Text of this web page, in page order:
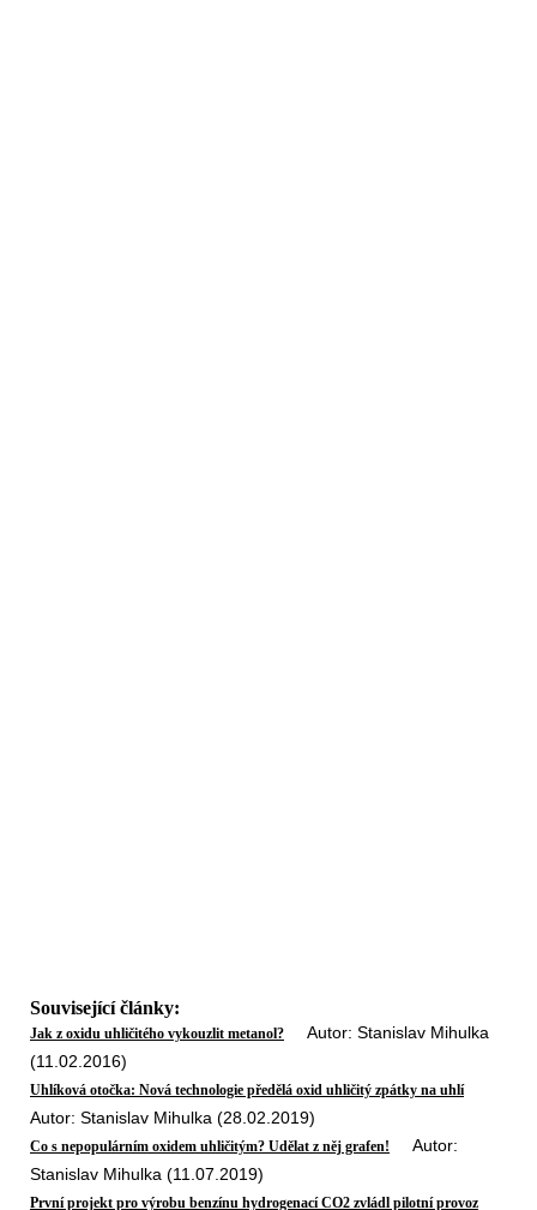
Související články:
Jak z oxidu uhličitého vykouzlit metanol? Autor: Stanislav Mihulka
(11.02.2016)
Uhlíková otočka: Nová technologie předělá oxid uhličitý zpátky na uhlí
Autor: Stanislav Mihulka (28.02.2019)
Co s nepopulárním oxidem uhličitým? Udělat z něj grafen!
Autor:
Stanislav Mihulka (11.07.2019)
První projekt pro výrobu benzínu hydrogenací CO2 zvládl pilotní provoz